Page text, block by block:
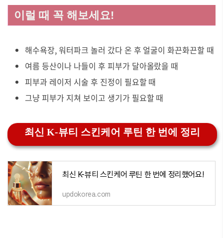
이럴 때 꼭 해보세요!
해수욕장, 워터파크 놀러 갔다 온 후 얼굴이 화끈화끈할 때
여름 등산이나 나들이 후 피부가 달아올랐을 때
피부과 레이저 시술 후 진정이 필요할 때
그냥 피부가 지쳐 보이고 생기가 필요할 때
최신 K-뷰티 스킨케어 루틴 한 번에 정리
최신 K-뷰티 스킨케어 루틴 한 번에 정리했어요!
updokorea.com